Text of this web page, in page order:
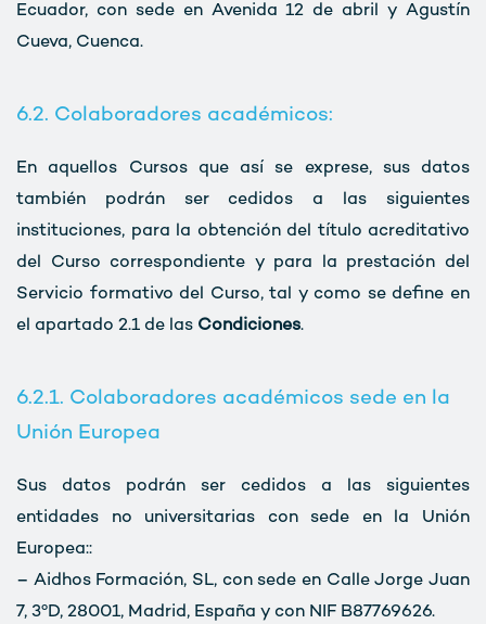
Ecuador, con sede en Avenida 12 de abril y Agustín
Cueva, Cuenca.
6.2. Colaboradores académicos:
En aquellos Cursos que así se exprese, sus datos
también podrán ser cedidos a las siguientes
instituciones, para la obtención del título acreditativo
del Curso correspondiente y para la prestación del
Servicio formativo del Curso, tal y como se define en
el apartado 2.1 de las Condiciones.
6.2.1. Colaboradores académicos sede en la
Unión Europea
Sus datos podrán ser cedidos a las siguientes
entidades no universitarias con sede en la Unión
Europea::
– Aidhos Formación, SL, con sede en Calle Jorge Juan
7, 3ºD, 28001, Madrid, España y con NIF B87769626.